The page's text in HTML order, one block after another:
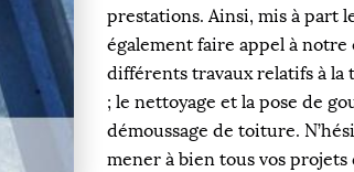
prestations. Ainsi, mis à part
également faire appel à notre
différents travaux relatifs à
; le nettoyage et la pose de
démoussage de toiture.
mener à bien tous vos projets